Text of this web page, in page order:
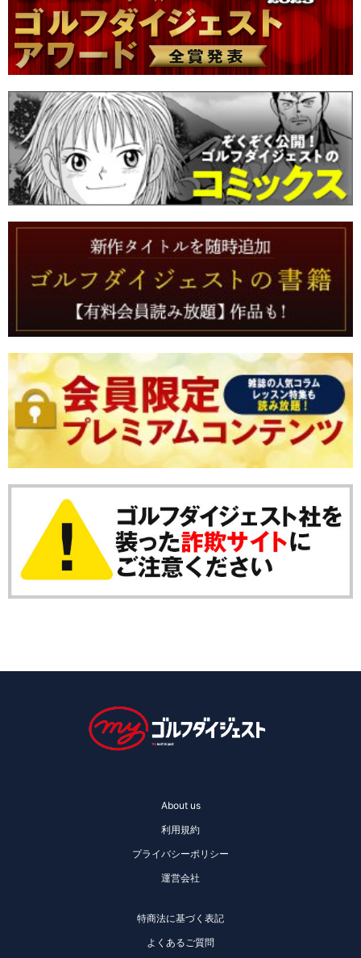
About us
利用規約
プライバシーポリシー
運営会社
特商法に基づく表記
よくあるご質問